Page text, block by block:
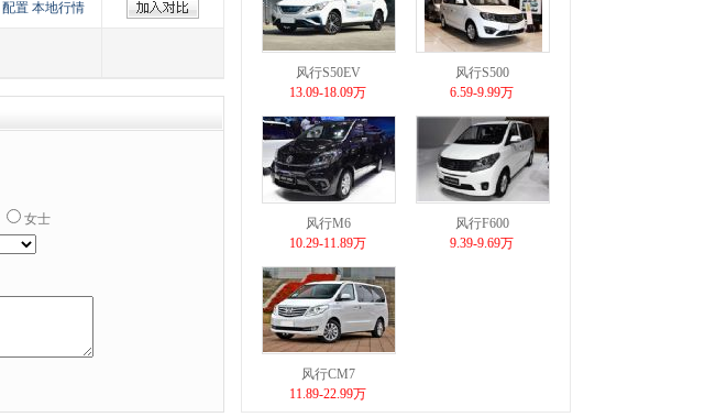
配置 本地行情
女士
风行S50EV
13.09-18.09万
风行S500
6.59-9.99万
风行M6
10.29-11.89万
风行F600
9.39-9.69万
风行CM7
11.89-22.99万